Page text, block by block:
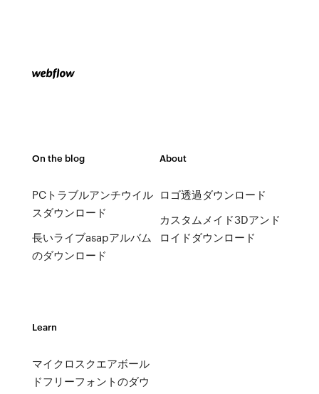
On the blog
PCトラブルアンチウイル
スダウンロード
長いライブasapアルバム
のダウンロード
About
ロゴ透過ダウンロード
カスタムメイド3Dアンド
ロイドダウンロード
Learn
マイクロスクエアボール
ドフリーフォントのダウ